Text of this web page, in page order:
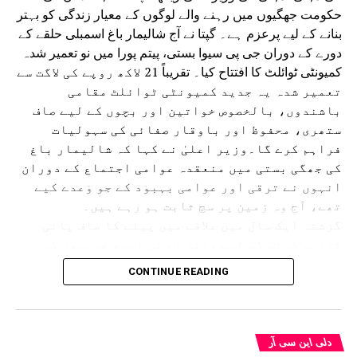
حکومت جھگیوں میں رہنے والے لوگوں کے معیار زندگی کو بہتر
بنانے کے لیے پرعزم ہے۔ گپتا نے آج شالیمار باغ اسمبلی حلقے کے
دورے کے دوران جی پی سیوا بستی، پیتم پورا میں نو تعمیر شدہ
کمیونٹی ٹوائلٹ کا افتتاح کیا۔ تقریباً 21 لاکھ روپے کی لاگت سے
تعمیر شدہ یہ جدید کمیونٹی ٹوائلٹ مقامی
باشندوں، بالخصوص خواتین اور بچوں کے لیے صاف
ستھری، محفوظ اور باوقار صفائی کی سہولیات
فراہم کرے گا۔وزیر اعلیٰ نے کہا کہ شالیمار باغ
کی جھگی بستی میں منعقدہ عوامی اجتماع کے دوران
انہوں نے ترقی اور عوامی بہبود کے جو وعدے کیے
تھے، آج وہ زمین پر سچ ثابت ہو رہے ہیں۔
سستا اور تغذیہ بخش کھانا فراہم کرنے کے لیے اٹل
کینٹین، پانی کی نئی پائپ لائن، سی سی ٹی وی
CONTINUE READING
دلی این سی آر